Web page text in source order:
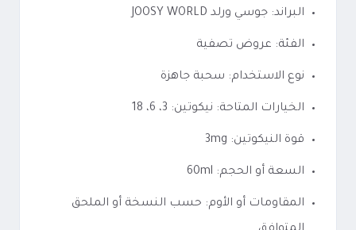
البراند: جوسي ورلد JOOSY WORLD
الفئة: عروض تصفية
نوع الاستخدام: سحبة جاهزة
الخيارات المتاحة: نيكوتين: 3، 6، 18
قوة النيكوتين: 3mg
السعة أو الحجم: 60ml
المقاومات أو الأوم: حسب النسخة أو الملحق